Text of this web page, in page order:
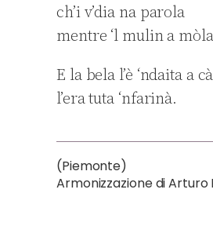
ch’i v’dia na parola
mentre ‘l mulin a
E la bela l’è ‘ndaita a
l’era tuta ‘nfarinà.
(Piemonte)
Armonizzazione di